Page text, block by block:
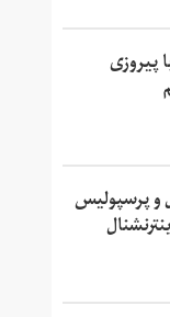
پیروزی
و پرسپولیس